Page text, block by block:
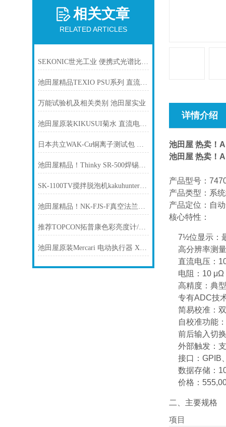
相关文章
RELATED ARTICLES
SEKONIC世光工业 便携式光谱比色计光谱仪C-7000
池田屋精品TEXIO PSU系列 直流稳压电源PSU 100-15 参数介绍
万能试验机及相关类别 池田屋实业
池田屋原装KIKUSUI菊水 直流电源PAN250-2. 5A产品介绍技术参数
日本共立WAK-Cu铜离子测试包 池田屋现货
池田屋精品！Thinky SR-500焊锡膏搅拌机技术参数与应用解析
SK-1100TV搅拌脱泡机kakuhunter写真化学旋转式搅拌脱气装置
池田屋精品！NK-FJS-F真空法兰式氟树脂软管技术参数与应用解析
推荐TOPCON拓普康色彩亮度计/亮度计BM系列 BM-7AC
池田屋原装Mercari 电动执行器 XA-35H-200产品介绍技术参
详情介绍
池田屋 热卖！
池田屋 热卖！
产品型号：
产品类型：系
产品定位：自
核心特性：
7½位显示：
高分辨率测
直流电压：
电阻：10
高精度：典
专有ADC技
简易校准：
自校准功能
前后输入切
外部触发：
接口：GPIB
数据存储：
价格：
二、主要规格
项目